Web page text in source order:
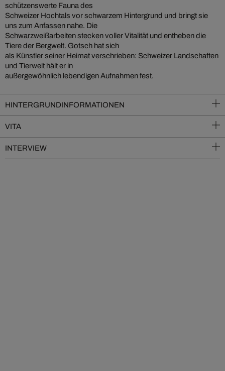
schützenswerte Fauna des
Schweizer Hochtals vor schwarzem Hintergrund und bringt sie
uns zum Anfassen nahe. Die
Schwarzweißarbeiten stecken voller Vitalität und entheben die
Tiere der Bergwelt. Gotsch hat sich
als Künstler seiner Heimat verschrieben: Schweizer Landschaften
und Tierwelt hält er in
außergewöhnlich lebendigen Aufnahmen fest.
HINTERGRUNDINFORMATIONEN
VITA
INTERVIEW